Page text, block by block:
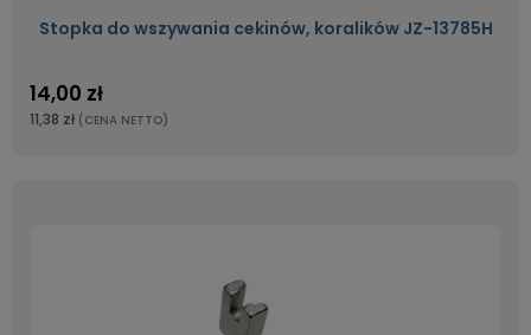
Stopka do wszywania cekinów, koralików JZ-13785H
14,00 zł
11,38 zł (CENA NETTO)